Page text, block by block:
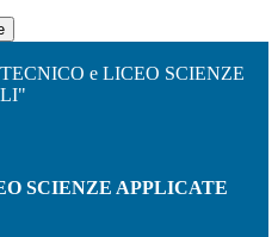
e LICEO SCIENZE
SCIENZE APPLICATE